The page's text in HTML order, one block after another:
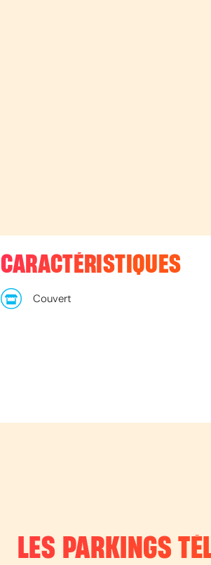
CARACTÉRISTIQUES
Couvert
LES PARKINGS